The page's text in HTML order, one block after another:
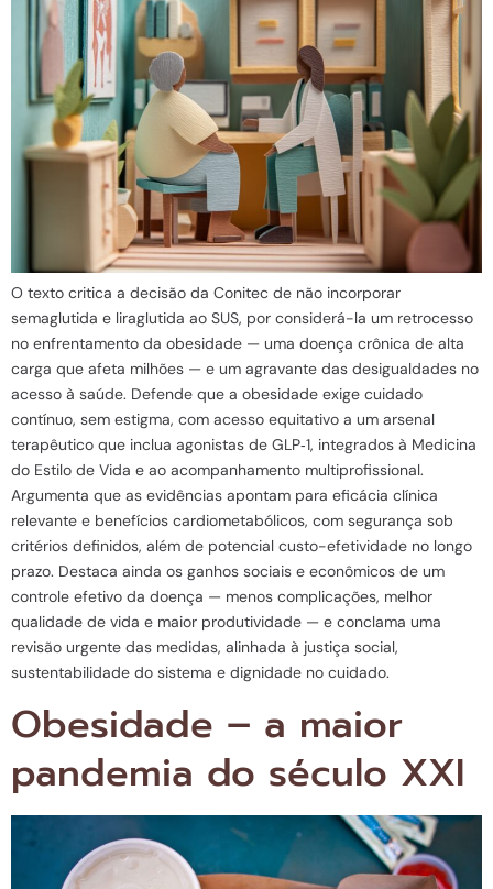
O texto critica a decisão da Conitec de não incorporar
semaglutida e liraglutida ao SUS, por considerá-la um retrocesso
no enfrentamento da obesidade — uma doença crônica de alta
carga que afeta milhões — e um agravante das desigualdades no
acesso à saúde. Defende que a obesidade exige cuidado
contínuo, sem estigma, com acesso equitativo a um arsenal
terapêutico que inclua agonistas de GLP‑1, integrados à Medicina
do Estilo de Vida e ao acompanhamento multiprofissional.
Argumenta que as evidências apontam para eficácia clínica
relevante e benefícios cardiometabólicos, com segurança sob
critérios definidos, além de potencial custo-efetividade no longo
prazo. Destaca ainda os ganhos sociais e econômicos de um
controle efetivo da doença — menos complicações, melhor
qualidade de vida e maior produtividade — e conclama uma
revisão urgente das medidas, alinhada à justiça social,
sustentabilidade do sistema e dignidade no cuidado.
Obesidade – a maior
pandemia do século XXI